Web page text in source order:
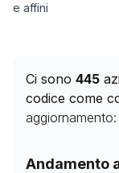
e affini
Ci sono 445
codice come
aggiornamento:
Andamento
Storico